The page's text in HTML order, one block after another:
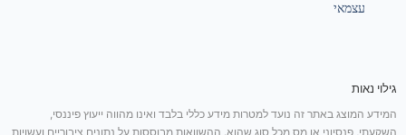
עצמאי
גילוי נאות
המידע המוצג באתר זה נועד למטרות מידע כללי בלבד ואינו מהווה ייעוץ פיננסי,
השקעתי, פנסיוני או מס מכל סוג שהוא. ההשוואות מבוססות על נתונים ציבוריים ועשויות